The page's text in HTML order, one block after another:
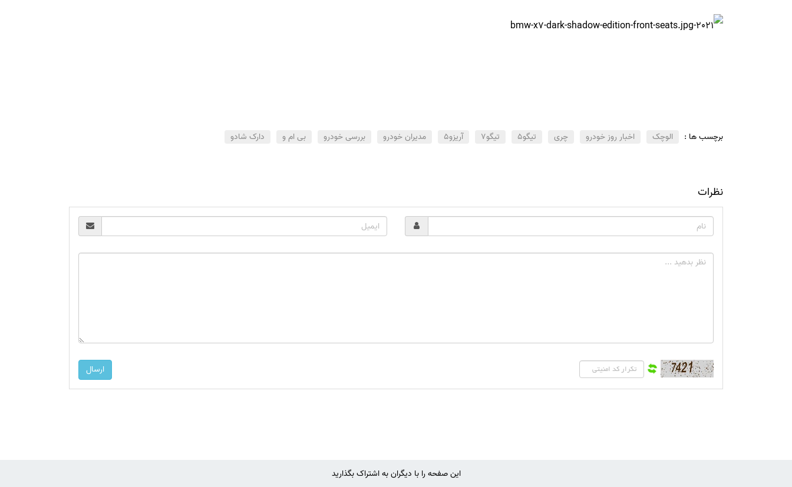
برچسب ها : الوچک اخبار روز خودرو چری تیگو5 تیگو7 آریزو5 مدیران خودرو بررسی خودرو بی ام و دارک شادو
نظرات
این صفحه را با دیگران به اشتراک بگذارید